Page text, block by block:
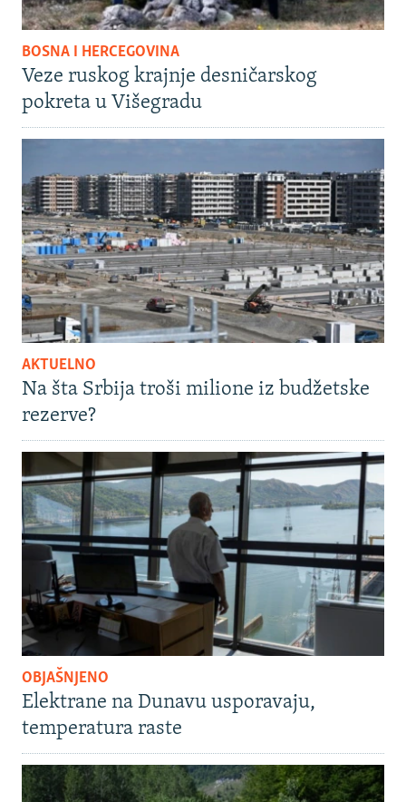
BOSNA I HERCEGOVINA
Veze ruskog krajnje desničarskog
pokreta u Višegradu
AKTUELNO
Na šta Srbija troši milione iz budžetske
rezerve?
OBJAŠNJENO
Elektrane na Dunavu usporavaju,
temperatura raste